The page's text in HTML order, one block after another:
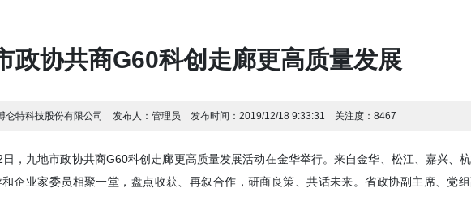
政协共商G60科创走廊更高质量发展
仑特科技股份有限公司 发布人： 管理员 发布时间： 2019/12/18 9:33:31 关注度： 8467
，九地市政协共商G60科创走廊更高质量发展活动在金华举行。来自金华、松江、嘉兴、杭
企业家委员相聚一堂，盘点收获、再叙合作，研商良策、共话未来。省政协副主席、党